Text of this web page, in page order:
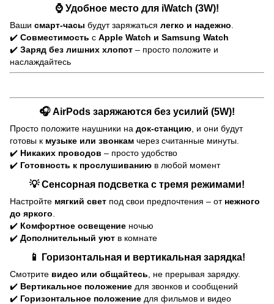
⌚ Удобное место для iWatch (3W)!
Ваши смарт-часы будут заряжаться легко и надежно.
✔️ Совместимость с Apple Watch и Samsung Watch
✔️ Заряд без лишних хлопот – просто положите и
наслаждайтесь
🎧AirPods заряжаются без усилий (5W)!
Просто положите наушники на док-станцию , и они будут
готовы к музыке или звонкам через считанные минуты.
✔️ Никаких проводов – просто удобство
✔️ Готовность к прослушиванию в любой момент
💡Сенсорная подсветка с тремя режимами!
Настройте мягкий свет под свои предпочтения – от нежного
до яркого
✔️ Комфортное освещение ночью
✔️ Дополнительный уют в комнате
📱 Горизонтальная и вертикальная зарядка!
Смотрите видео или общайтесь , не прерывая зарядку.
✔️ Вертикальное положение для звонков и сообщений
✔️ Горизонтальное положение для фильмов и видео